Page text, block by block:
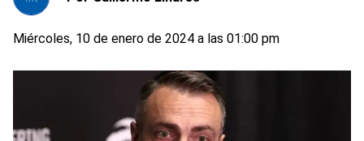
Miércoles, 10 de enero de 2024 a las 01:00 pm